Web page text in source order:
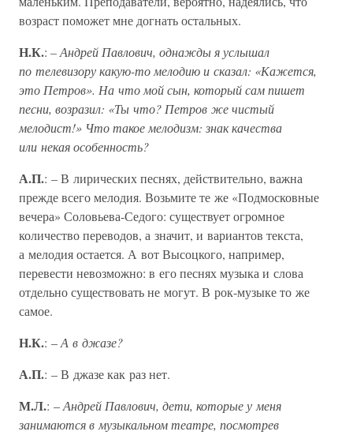
возраст поможет мне догнать остальных.
Н.К.: – Андрей Павлович, однажды я услышал
по телевизору какую-то мелодию и сказал: «Кажется,
это Петров». На что мой сын, который сам пишет
песни, возразил: «Ты что? Петров же чистый
мелодист!» Что такое мелодизм: знак качества
или некая особенность?
А.П.: – В лирических песнях, действительно, важна
прежде всего мелодия. Возьмите те же «Подмосковные
вечера» Соловьева-Седого: существует огромное
количество переводов, а значит, и вариантов текста,
а мелодия остается. А вот Высоцкого, например,
перевести невозможно: в его песнях музыка и слова
отдельно существовать не могут. В рок-музыке то же
самое.
Н.К.: –А в джазе?
А.П.: – В джазе как раз нет.
М.Л.: –Андрей Павлович, дети, которые у меня
занимаются в музыкальном театре, посмотрев